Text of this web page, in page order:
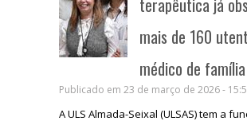
mais de 160
médico de família
Publicado em 23 de março de 2026 -
A ULS Almada-Seixal (ULSAS) tem a